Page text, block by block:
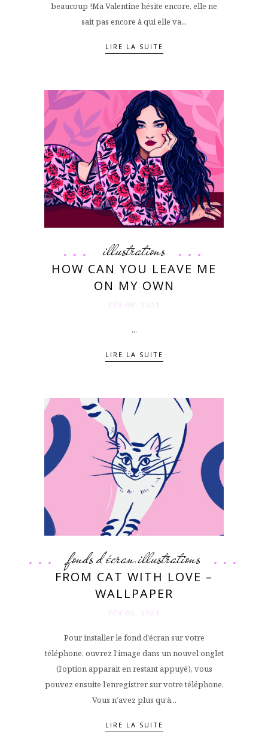
beaucoup !Ma Valentine hésite encore, elle ne
sait pas encore à qui elle va...
LIRE LA SUITE
illustrations
HOW CAN YOU LEAVE ME
ON MY OWN
FÉV 08. 2021
...
LIRE LA SUITE
fonds d'écran,illustrations
FROM CAT WITH LOVE –
WALLPAPER
FÉV 05. 2021
Pour installer le fond d’écran sur votre
téléphone, ouvrez l’image dans un nouvel onglet
(l’option apparait en restant appuyé), vous
pouvez ensuite l’enregistrer sur votre téléphone.
Vous n’avez plus qu’à...
LIRE LA SUITE